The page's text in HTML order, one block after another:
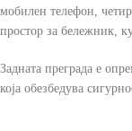
мобилен телефон,
простор за бележник,
Задната преграда е
која обезбедува